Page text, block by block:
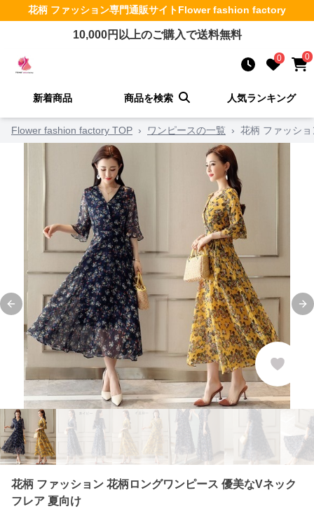
花柄 ファッション専門通販サイトFlower fashion factory
10,000円以上のご購入で送料無料
0 0
新着商品 商品を検索 人気ランキング
Flower fashion factory TOP › ワンピースの一覧 › 花柄 ファッシ
Previous slide
花柄 ファッション 花柄ロングワンピース 優美なVネック
フレア 夏向け